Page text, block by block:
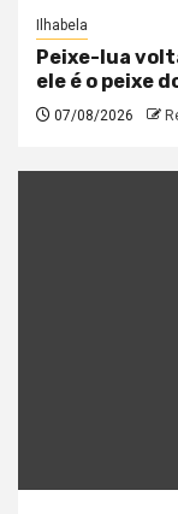
Ilhabela
Peixe-lua
ele é o peixe
07/08/2026